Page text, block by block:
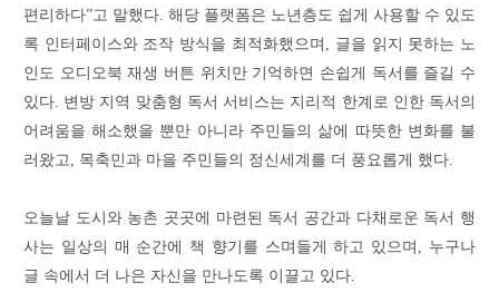
편리하다”고 말했다. 해당 플랫폼은 노년층도 쉽게 사용할 수 있도
록 인터페이스와 조작 방식을 최적화했으며, 글을 읽지 못하는 노
인도 오디오북 재생 버튼 위치만 기억하면 손쉽게 독서를 즐길 수
있다. 변방 지역 맞춤형 독서 서비스는 지리적 한계로 인한 독서의
어려움을 해소했을 뿐만 아니라 주민들의 삶에 따뜻한 변화를 불
러왔고, 목축민과 마을 주민들의 정신세계를 더 풍요롭게 했다.
오늘날 도시와 농촌 곳곳에 마련된 독서 공간과 다채로운 독서 행
사는 일상의 매 순간에 책 향기를 스며들게 하고 있으며, 누구나
글 속에서 더 나은 자신을 만나도록 이끌고 있다.